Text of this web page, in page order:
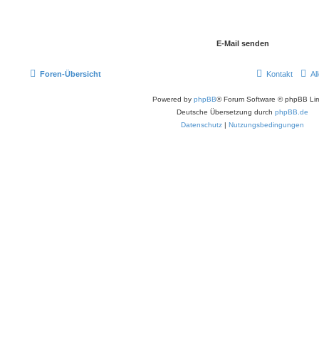
Foren-Übersicht Kontakt
Powered by phpBB® Forum Software © phpBB
Deutsche Übersetzung durch phpBB.de
Datenschutz | Nutzungsbedingungen